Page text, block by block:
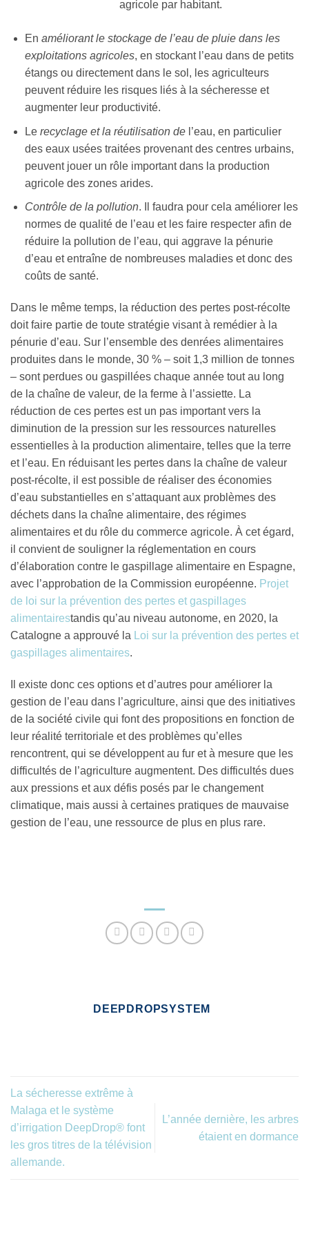
agricole par habitant.
En améliorant le stockage de l’eau de pluie dans les
exploitations agricoles, en stockant l’eau dans de petits
étangs ou directement dans le sol, les agriculteurs
peuvent réduire les risques liés à la sécheresse et
augmenter leur productivité.
Le recyclage et la réutilisation de l’eau, en particulier
des eaux usées traitées provenant des centres urbains,
peuvent jouer un rôle important dans la production
agricole des zones arides.
Contrôle de la pollution. Il faudra pour cela améliorer les
normes de qualité de l’eau et les faire respecter afin de
réduire la pollution de l’eau, qui aggrave la pénurie
d’eau et entraîne de nombreuses maladies et donc des
coûts de santé.
Dans le même temps, la réduction des pertes post-récolte
doit faire partie de toute stratégie visant à remédier à la
pénurie d’eau. Sur l’ensemble des denrées alimentaires
produites dans le monde, 30 % – soit 1,3 million de tonnes
– sont perdues ou gaspillées chaque année tout au long
de la chaîne de valeur, de la ferme à l’assiette. La
réduction de ces pertes est un pas important vers la
diminution de la pression sur les ressources naturelles
essentielles à la production alimentaire, telles que la terre
et l’eau. En réduisant les pertes dans la chaîne de valeur
post-récolte, il est possible de réaliser des économies
d’eau substantielles en s’attaquant aux problèmes des
déchets dans la chaîne alimentaire, des régimes
alimentaires et du rôle du commerce agricole. À cet égard,
il convient de souligner la réglementation en cours
d’élaboration contre le gaspillage alimentaire en Espagne,
avec l’approbation de la Commission européenne. Projet
de loi sur la prévention des pertes et gaspillages
alimentairestandis qu’au niveau autonome, en 2020, la
Catalogne a approuvé la Loi sur la prévention des pertes et
gaspillages alimentaires.
Il existe donc ces options et d’autres pour améliorer la
gestion de l’eau dans l’agriculture, ainsi que des initiatives
de la société civile qui font des propositions en fonction de
leur réalité territoriale et des problèmes qu’elles
rencontrent, qui se développent au fur et à mesure que les
difficultés de l’agriculture augmentent. Des difficultés dues
aux pressions et aux défis posés par le changement
climatique, mais aussi à certaines pratiques de mauvaise
gestion de l’eau, une ressource de plus en plus rare.
DEEPDROPSYSTEM
La sécheresse extrême à
Malaga et le système
d’irrigation DeepDrop® font
les gros titres de la télévision
allemande.
L’année dernière, les arbres
étaient en dormance